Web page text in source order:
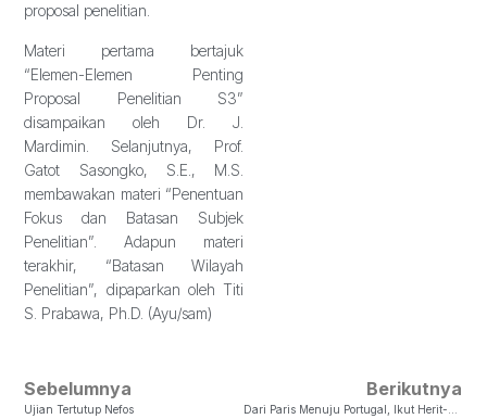
proposal penelitian.
Materi pertama bertajuk
“Elemen-Elemen Penting
Proposal Penelitian S3”
disampaikan oleh Dr. J.
Mardimin. Selanjutnya, Prof.
Gatot Sasongko, S.E., M.S.
membawakan materi “Penentuan
Fokus dan Batasan Subjek
Penelitian”. Adapun materi
terakhir, “Batasan Wilayah
Penelitian”, dipaparkan oleh Titi
S. Prabawa, Ph.D. (Ayu/sam)
Sebelumnya
Ujian Tertutup Nefos
Berikutnya